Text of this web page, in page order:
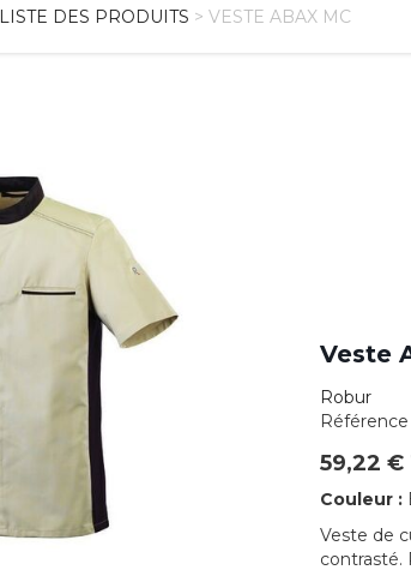
LISTE DES PRODUITS > VESTE ABAX MC
Veste
Robur
Référence
59,22 €
Couleur :
Veste de
contrasté.